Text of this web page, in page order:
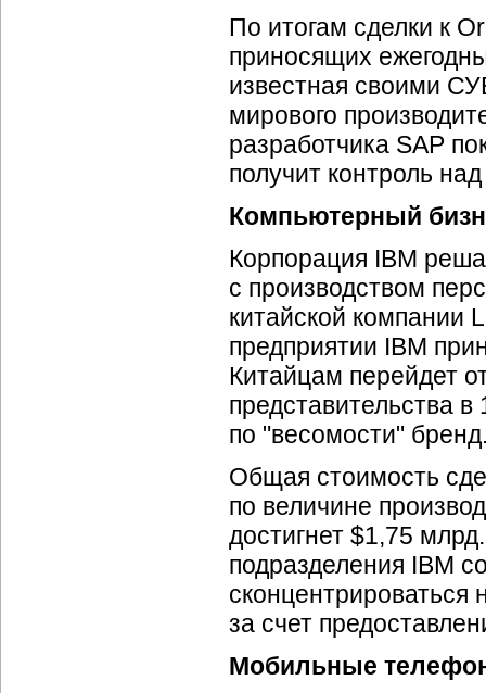
По итогам сделки к
приносящих
известная своими
мирового
разработчика SAP
получит контроль
Компьютерный
Корпорация IBM
с производством
китайской компании
предприятии IBM
Китайцам перейдет
представительства
по "весомости"
Общая стоимость
по величине
достигнет $1,75
подразделения IBM
сконцентрироваться
за счет
Мобильные